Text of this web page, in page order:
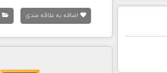
اضافه به علاقه مندی